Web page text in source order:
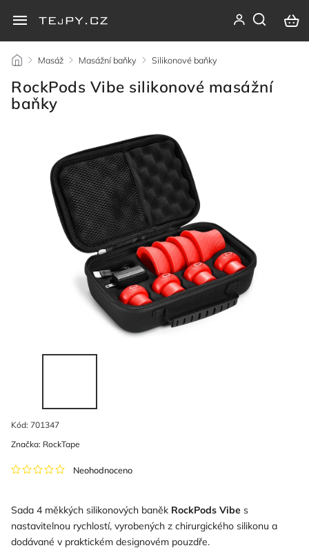
/ Masáž / Masážní baňky / Silikonové baňky
RockPods Vibe silikonové masážní
baňky
Kód: 701347
Neohodnoceno
Sada 4 měkkých silikonových baněk RockPods Vibe s
nastavitelnou rychlostí, vyrobených z chirurgického silikonu a
dodávané v praktickém designovém pouzdře.
Značka: RockTape